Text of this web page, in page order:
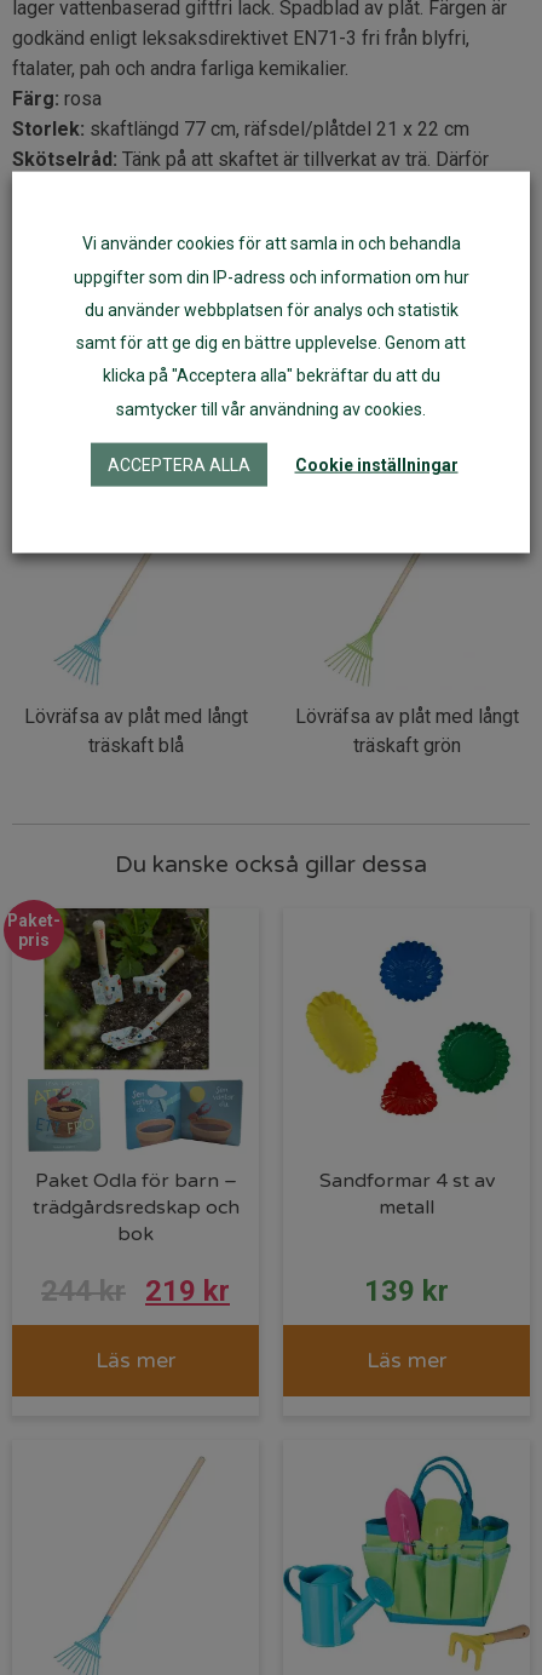
lager vattenbaserad giftfri lack. Spadblad av plåt. Färgen är
godkänd enligt leksaksdirektivet EN71-3 fri från blyfri,
ftalater, pah och andra farliga kemikalier.
Färg: rosa
Storlek: skaftlängd 77 cm, räfsdel/plåtdel 21 x 22 cm
Skötselråd: Tänk på att skaftet är tillverkat av trä. Därför
Från 3 år
Artikelnr:56027
Fler varianter
Lövräfsa av plåt med långt
träskaft blå
Lövräfsa av plåt med långt
träskaft grön
Du kanske också gillar dessa
Paket-
pris
Paket Odla för barn –
trädgårdsredskap och
bok
244kr
Det
ursprungliga
priset
244 kr.
219 kr
nuvarande
Läs mer
Sandformar 4 st av
metall
139 kr
Läs mer
Vi använder cookies för att samla in och behandla
uppgifter som din IP-adress och information om hur
du använder webbplatsen för analys och statistik
samt för att ge dig en bättre upplevelse. Genom att
klicka på "Acceptera alla" bekräftar du att du
samtycker till vår användning av cookies.
ACCEPTERA ALLA Cookie inställningar